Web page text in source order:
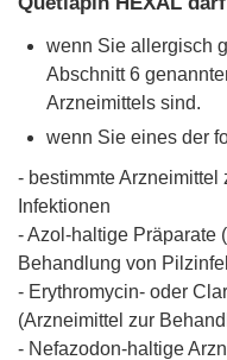
wenn Sie allergisch
Abschnitt 6
Arzneimittels sind.
wenn Sie eines der
- bestimmte
Infektionen
- Azol-haltige Präparate
Behandlung von
- Erythromycin- oder
(Arzneimittel zur
- Nefazodon-haltige